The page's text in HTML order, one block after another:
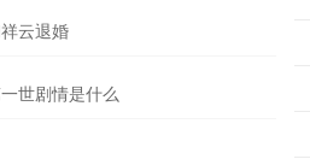
云退婚
世剧情是什么